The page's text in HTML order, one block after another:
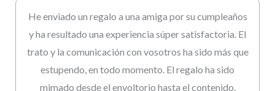
He enviado un regalo a una amiga por su cumpleaños
y ha resultado una experiencia súper satisfactoria. El
trato y la comunicación con vosotros ha sido más que
estupendo, en todo momento. El regalo ha sido
mimado desde el envoltorio hasta el contenido.